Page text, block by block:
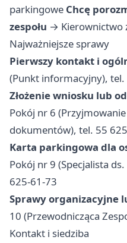
parkingowe Chcę
zespołu → Kierownictwo
Najważniejsze sprawy
Pierwszy kontakt i
(Punkt informacyjny),
Złożenie wniosku lub
Pokój nr 6
dokumentów), tel. 55
Karta parkingowa dla
Pokój nr 9 (Specjalista
625-61-73
Sprawy organizacyjne
10 (Przewodnicząca
Kontakt i siedziba